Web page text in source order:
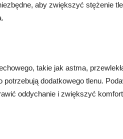
aby zwiększyć stężenie
takie jak astma,
dodatkowego tlenu.
oddychanie i zwiększyć